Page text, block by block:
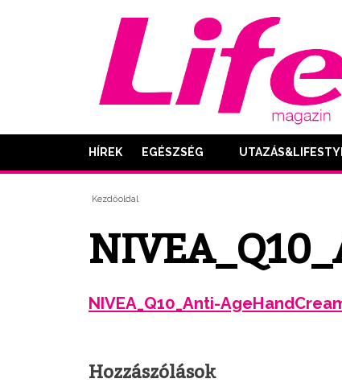
HÍREK EGÉSZSÉG
Kezdőoldal
NIVEA_Q10_Anti-
Hozzászólások